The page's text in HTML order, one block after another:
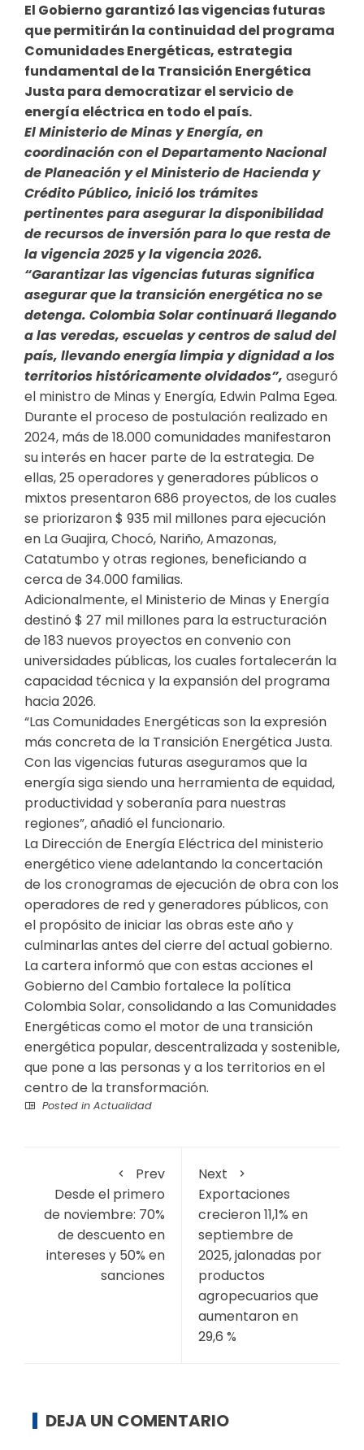
El Gobierno garantizó las vigencias futuras
que permitirán la continuidad del programa
Comunidades Energéticas, estrategia
fundamental de la Transición Energética
Justa para democratizar el servicio de
energía eléctrica en todo el país.
El Ministerio de Minas y Energía, en
coordinación con el Departamento Nacional
de Planeación y el Ministerio de Hacienda y
Crédito Público, inició los trámites
pertinentes para asegurar la disponibilidad
de recursos de inversión para lo que resta de
la vigencia 2025 y la vigencia 2026.
“Garantizar las vigencias futuras significa
asegurar que la transición energética no se
detenga. Colombia Solar continuará llegando
a las veredas, escuelas y centros de salud del
país, llevando energía limpia y dignidad a los
territorios históricamente olvidados”, aseguró
el ministro de Minas y Energía, Edwin Palma Egea.
Durante el proceso de postulación realizado en
2024, más de 18.000 comunidades manifestaron
su interés en hacer parte de la estrategia. De
ellas, 25 operadores y generadores públicos o
mixtos presentaron 686 proyectos, de los cuales
se priorizaron $ 935 mil millones para ejecución
en La Guajira, Chocó, Nariño, Amazonas,
Catatumbo y otras regiones, beneficiando a
cerca de 34.000 familias.
Adicionalmente, el Ministerio de Minas y Energía
destinó $ 27 mil millones para la estructuración
de 183 nuevos proyectos en convenio con
universidades públicas, los cuales fortalecerán la
capacidad técnica y la expansión del programa
hacia 2026.
“Las Comunidades Energéticas son la expresión
más concreta de la Transición Energética Justa.
Con las vigencias futuras aseguramos que la
energía siga siendo una herramienta de equidad,
productividad y soberanía para nuestras
regiones”, añadió el funcionario.
La Dirección de Energía Eléctrica del ministerio
energético viene adelantando la concertación
de los cronogramas de ejecución de obra con los
operadores de red y generadores públicos, con
el propósito de iniciar las obras este año y
culminarlas antes del cierre del actual gobierno.
La cartera informó que con estas acciones el
Gobierno del Cambio fortalece la política
Colombia Solar, consolidando a las Comunidades
Energéticas como el motor de una transición
energética popular, descentralizada y sostenible,
que pone a las personas y a los territorios en el
centro de la transformación.
Posted in Actualidad
Prev
Desde el primero
de noviembre: 70%
de descuento en
intereses y 50% en
sanciones
Next
Exportaciones
crecieron 11,1% en
septiembre de
2025, jalonadas por
productos
agropecuarios que
aumentaron en
29,6 %
DEJA UN COMENTARIO